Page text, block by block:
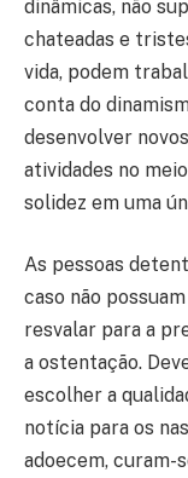
dinâmicas, não
chateadas e
vida, podem
conta do
desenvolver
atividades no
solidez em uma
As pessoas
caso não
resvalar para a
a ostentação.
escolher a
notícia para os
adoecem, curam-